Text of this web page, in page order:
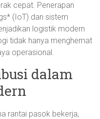
cepat. Penerapan
(IoT) dan sistem
logistik modern
tidak hanya menghemat
operasional.
dalam
rantai pasok bekerja,